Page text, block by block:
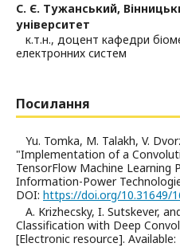
С. Є. Тужанський,
університет
к.т.н., доцент кафедри
електронних систем
Посилання
Yu. Tomka, M. Talakh, V.
"Implementation of a
TensorFlow Machine
Information-Power
DOI: https://doi.org/10.31649/
A. Krizhecsky, I. Sutskever,
Classification with Deep
[Electronic resource]. Available: